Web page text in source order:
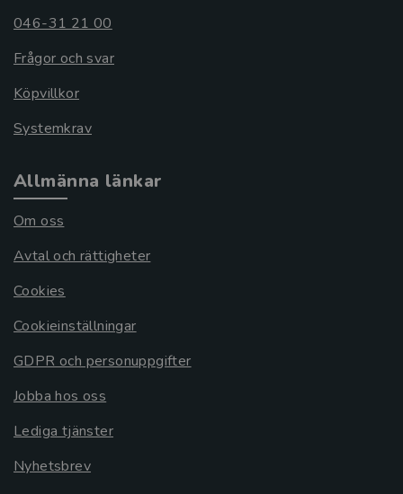
046-31 21 00
Frågor och svar
Köpvillkor
Systemkrav
Allmänna länkar
Om oss
Avtal och rättigheter
Cookies
Cookieinställningar
GDPR och personuppgifter
Jobba hos oss
Lediga tjänster
Nyhetsbrev